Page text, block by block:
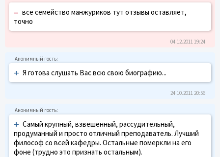
– все семейство манжуриков тут отзывы оставляет,
точно
04.12.2011 19:24
+ Я готова слушать Вас всю свою биографию...
24.10.2011 20:56
+ Самый крупный, взвешенный, рассудительный,
продуманный и просто отличный преподаватель. Лучший
философ со всей кафедры. Остальные померкли на его
фоне (трудно это признать остальным).